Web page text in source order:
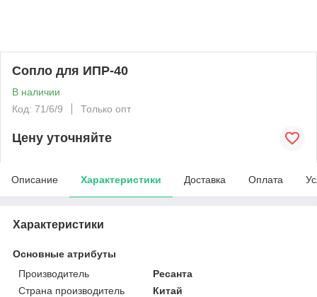
Сопло для ИПР-40
В наличии
Код: 71/6/9
Только опт
Цену уточняйте
Описание Характеристики Доставка Оплата
Характеристики
Основные атрибуты
Производитель
Ресанта
Страна производитель
Китай